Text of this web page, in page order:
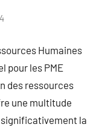
Humaines
pour les PME
des ressources
une multitude
significativement la